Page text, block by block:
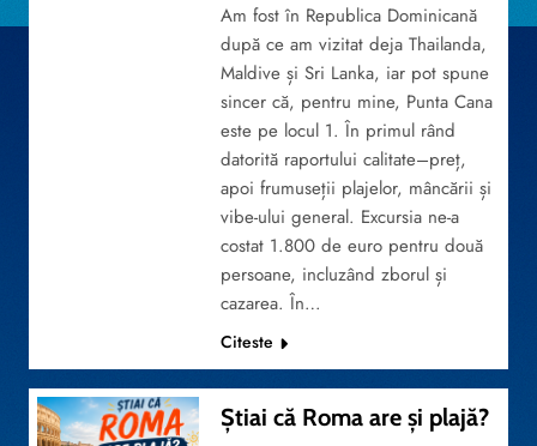
Am fost în Republica Dominicană
după ce am vizitat deja Thailanda,
Maldive și Sri Lanka, iar pot spune
sincer că, pentru mine, Punta Cana
este pe locul 1. În primul rând
datorită raportului calitate–preț,
apoi frumuseții plajelor, mâncării și
vibe-ului general. Excursia ne-a
costat 1.800 de euro pentru două
persoane, incluzând zborul și
cazarea. În…
Citeste
Știai că Roma are și plajă?